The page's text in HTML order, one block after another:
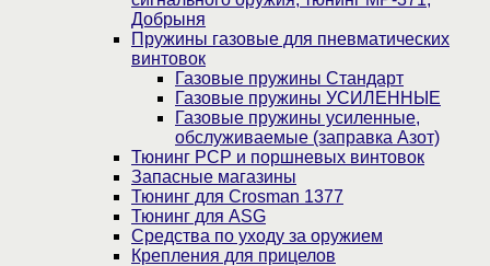
Добрыня
Пружины газовые для пневматических
винтовок
Газовые пружины Стандарт
Газовые пружины УСИЛЕННЫЕ
Газовые пружины усиленные,
обслуживаемые (заправка Азот)
Тюнинг PCP и поршневых винтовок
Запасные магазины
Тюнинг для Crosman 1377
Тюнинг для ASG
Средства по уходу за оружием
Крепления для прицелов